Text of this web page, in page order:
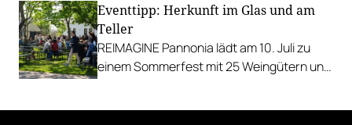
Eventtipp: Herkunft im Glas und am
Teller
REIMAGINE Pannonia lädt am 10. Juli zu
einem Sommerfest mit 25 Weingütern und